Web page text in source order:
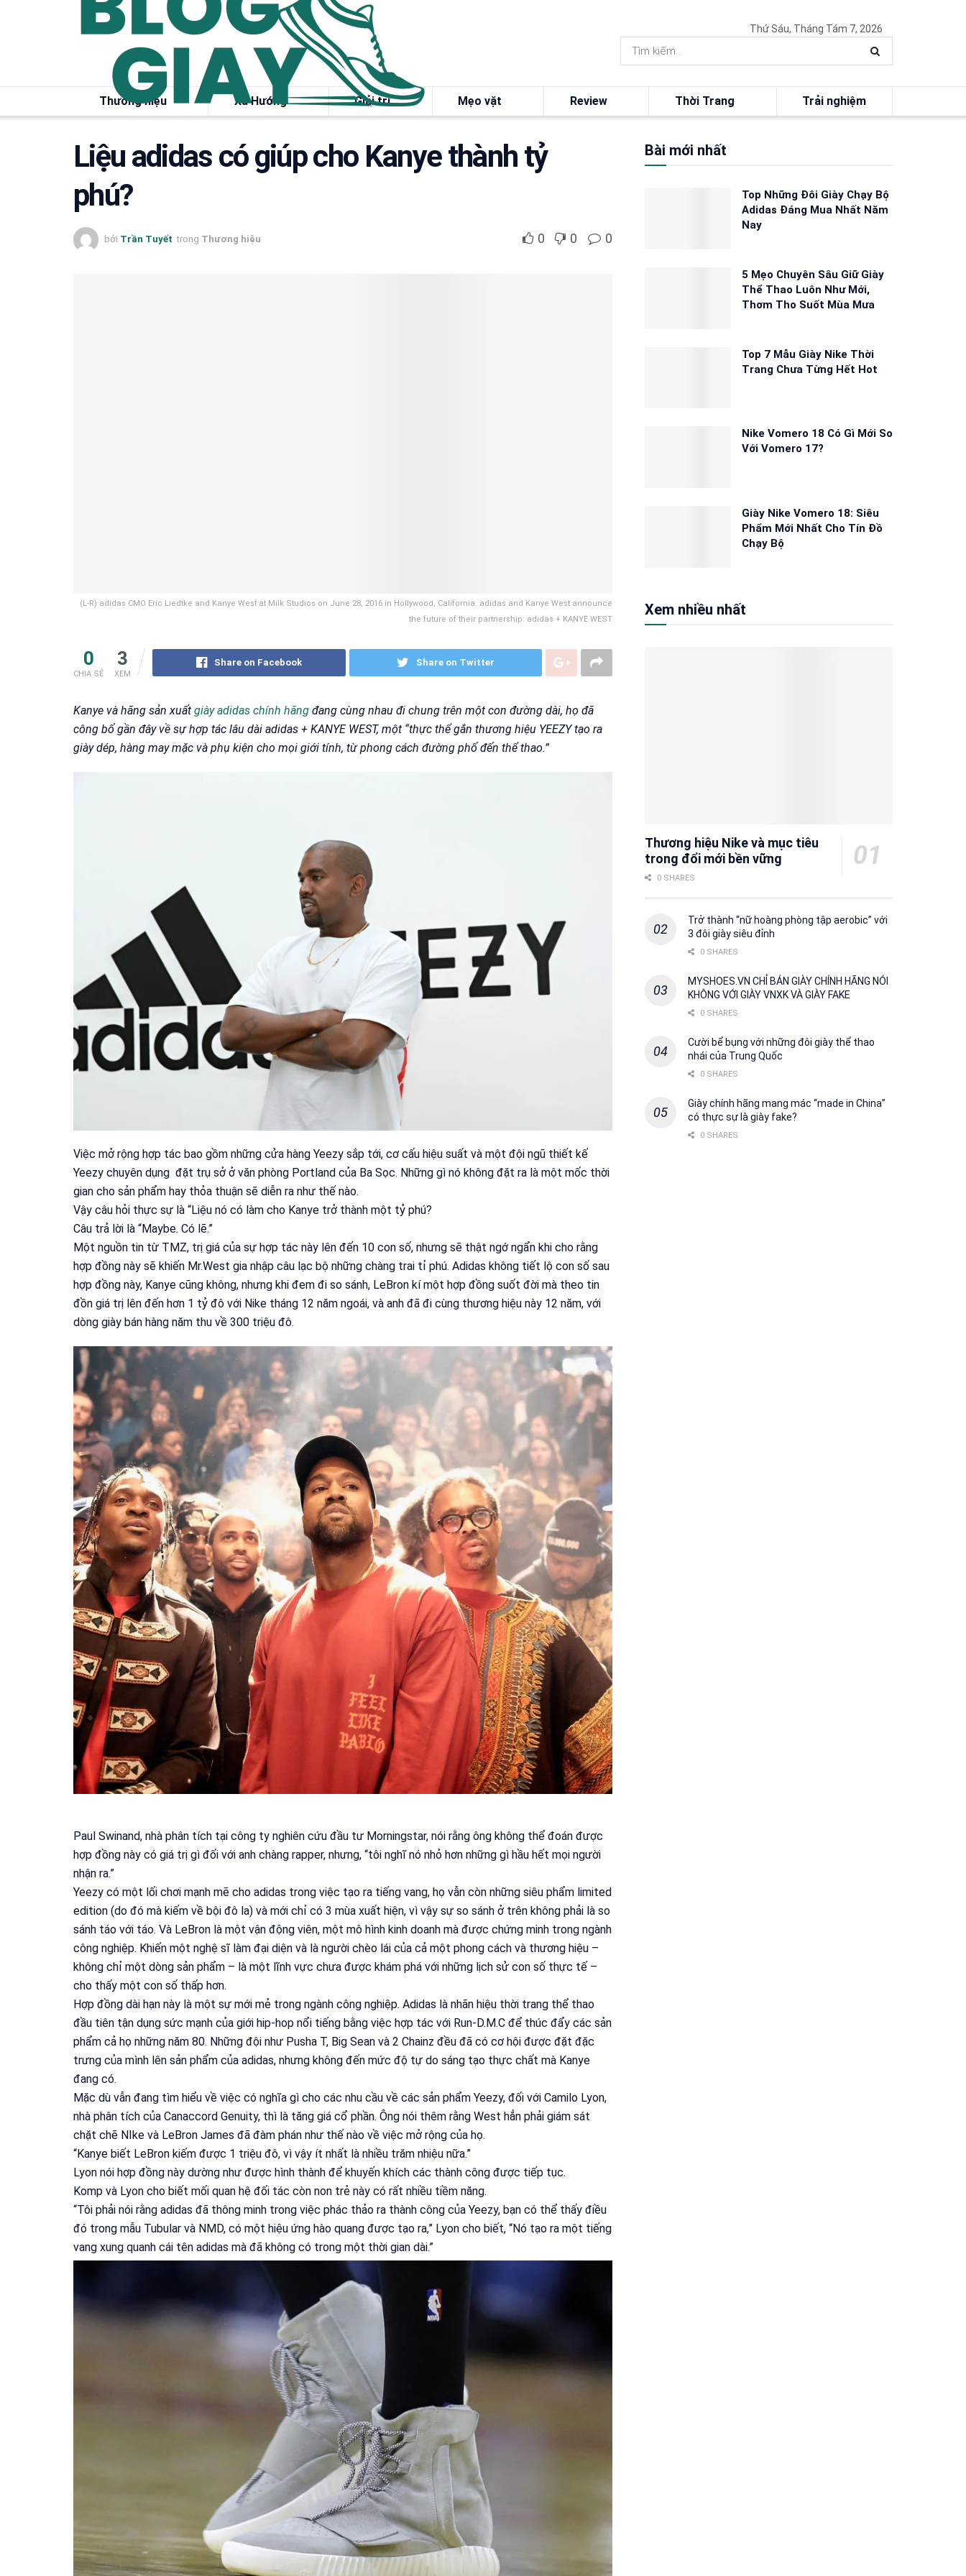
Thứ Sáu, Tháng Tám 7, 2026
Thương hiệu Xu Hướng Giải trí Mẹo vặt Review Thời Trang Trải nghiệm
Liệu adidas có giúp cho Kanye thành tỷ
phú?
bởi Trần Tuyết trong Thương hiệu 0 0 0
(L-R) adidas CMO Eric Liedtke and Kanye West at Milk Studios on June 28, 2016 in Hollywood, California. adidas and Kanye West announce
the future of their partnership: adidas + KANYE WEST
0
CHIA SẺ
3
XEM
Share on Facebook Share on Twitter
Kanye và hãng sản xuất giày adidas chính hãng đang cùng nhau đi chung trên một con đường dài, họ đã
công bố gần đây về sự hợp tác lâu dài adidas + KANYE WEST, một “thực thể gắn thương hiệu YEEZY tạo ra
giày dép, hàng may mặc và phụ kiện cho mọi giới tính, từ phong cách đường phố đến thể thao.”
Việc mở rộng hợp tác bao gồm những cửa hàng Yeezy sắp tới, cơ cấu hiệu suất và một đội ngũ thiết kế
Yeezy chuyên dụng đặt trụ sở ở văn phòng Portland của Ba Sọc. Những gì nó không đặt ra là một mốc thời
gian cho sản phẩm hay thỏa thuận sẽ diễn ra như thế nào.
Vậy câu hỏi thực sự là “Liệu nó có làm cho Kanye trở thành một tỷ phú?
Câu trả lời là “Maybe. Có lẽ.”
Một nguồn tin từ TMZ, trị giá của sự hợp tác này lên đến 10 con số, nhưng sẽ thật ngớ ngẩn khi cho rằng
hợp đồng này sẽ khiến Mr.West gia nhập câu lạc bộ những chàng trai tỉ phú. Adidas không tiết lộ con số sau
hợp đồng này, Kanye cũng không, nhưng khi đem đi so sánh, LeBron kí một hợp đồng suốt đời mà theo tin
đồn giá trị lên đến hơn 1 tỷ đô với Nike tháng 12 năm ngoái, và anh đã đi cùng thương hiệu này 12 năm, với
dòng giày bán hàng năm thu về 300 triệu đô.
Paul Swinand, nhà phân tích tại công ty nghiên cứu đầu tư Morningstar, nói rằng ông không thể đoán được
hợp đồng này có giá trị gì đối với anh chàng rapper, nhưng, “tôi nghĩ nó nhỏ hơn những gì hầu hết mọi người
nhận ra.”
Yeezy có một lối chơi mạnh mẽ cho adidas trong việc tạo ra tiếng vang, họ vẫn còn những siêu phẩm limited
edition (do đó mà kiếm về bội đô la) và mới chỉ có 3 mùa xuất hiện, vì vậy sự so sánh ở trên không phải là so
sánh táo với táo. Và LeBron là một vận động viên, một mô hình kinh doanh mà được chứng minh trong ngành
công nghiệp. Khiến một nghệ sĩ làm đại diện và là người chèo lái của cả một phong cách và thương hiệu –
không chỉ một dòng sản phẩm – là một lĩnh vực chưa được khám phá với những lịch sử con số thực tế –
cho thấy một con số thấp hơn.
Hợp đồng dài hạn này là một sự mới mẻ trong ngành công nghiệp. Adidas là nhãn hiệu thời trang thể thao
đầu tiên tận dụng sức mạnh của giới hip-hop nổi tiếng bằng việc hợp tác với Run-D.M.C để thúc đẩy các sản
phẩm cả họ những năm 80. Những đội như Pusha T, Big Sean và 2 Chainz đều đã có cơ hội được đặt đặc
trưng của mình lên sản phẩm của adidas, nhưng không đến mức độ tự do sáng tạo thực chất mà Kanye
đang có.
Mặc dù vẫn đang tìm hiểu về việc có nghĩa gì cho các nhu cầu về các sản phẩm Yeezy, đối với Camilo Lyon,
nhà phân tích của Canaccord Genuity, thì là tăng giá cổ phần. Ông nói thêm rằng West hẳn phải giám sát
chặt chẽ NIke và LeBron James đã đàm phán như thế nào về việc mở rộng của họ.
“Kanye biết LeBron kiếm được 1 triệu đô, vì vậy ít nhất là nhiều trăm nhiệu nữa.”
Lyon nói hợp đồng này dường như được hình thành để khuyến khích các thành công được tiếp tục.
Komp và Lyon cho biết mối quan hệ đối tác còn non trẻ này có rất nhiều tiềm năng.
“Tôi phải nói rằng adidas đã thông minh trong việc phác thảo ra thành công của Yeezy, bạn có thể thấy điều
đó trong mẫu Tubular và NMD, có một hiệu ứng hào quang được tạo ra,” Lyon cho biết, “Nó tạo ra một tiếng
vang xung quanh cái tên adidas mà đã không có trong một thời gian dài.”
Bài mới nhất
Top Những Đôi Giày Chạy Bộ
Adidas Đáng Mua Nhất Năm
Nay
5 Mẹo Chuyên Sâu Giữ Giày
Thể Thao Luôn Như Mới,
Thơm Tho Suốt Mùa Mưa
Top 7 Mẫu Giày Nike Thời
Trang Chưa Từng Hết Hot
Nike Vomero 18 Có Gì Mới So
Với Vomero 17?
Giày Nike Vomero 18: Siêu
Phẩm Mới Nhất Cho Tín Đồ
Chạy Bộ
Xem nhiều nhất
Thương hiệu Nike và mục tiêu
trong đổi mới bền vững
0 SHARES
Trở thành “nữ hoàng phòng tập aerobic” với
3 đôi giày siêu đỉnh
0 SHARES
MYSHOES.VN CHỈ BÁN GIÀY CHÍNH HÃNG NÓI
KHÔNG VỚI GIÀY VNXK VÀ GIÀY FAKE
0 SHARES
Cười bể bụng với những đôi giày thể thao
nhái của Trung Quốc
0 SHARES
Giày chính hãng mang mác “made in China”
có thực sự là giày fake?
0 SHARES